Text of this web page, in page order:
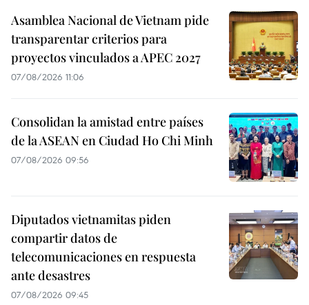
Asamblea Nacional de Vietnam pide
transparentar criterios para
proyectos vinculados a APEC 2027
07/08/2026 11:06
Consolidan la amistad entre países
de la ASEAN en Ciudad Ho Chi Minh
07/08/2026 09:56
Diputados vietnamitas piden
compartir datos de
telecomunicaciones en respuesta
ante desastres
07/08/2026 09:45